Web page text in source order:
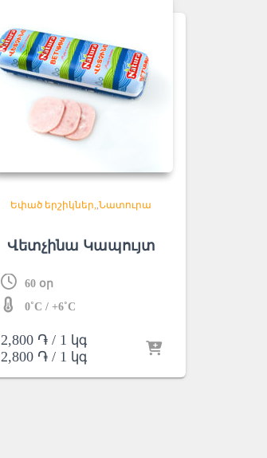
Եփած երշիկներ ,Նատուրա
Վետչինա Կապույտ
60 օր
0˚C / +6˚C
2,800 ֏/ 1 կգ
2,800 ֏/ 1 կգ